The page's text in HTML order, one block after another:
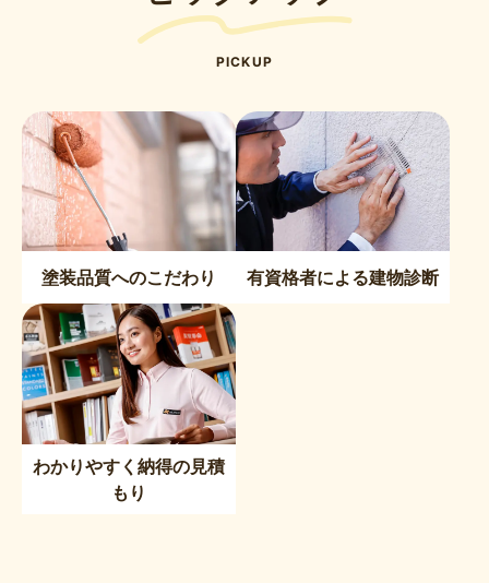
PICKUP
塗装品質へのこだわり 有資格者による建物診断
わかりやすく納得の見積
もり